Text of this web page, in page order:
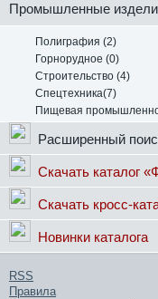
Промышленные
Полиграфия (2)
Горнорудное (0)
Строительство (4)
Спецтехника(7)
Пищевая
Расширенный
Скачать каталог
Скачать кросс-
Новинки каталога
RSS
Правила